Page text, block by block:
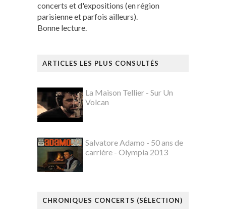
concerts et d'expositions (en région
parisienne et parfois ailleurs).
Bonne lecture.
ARTICLES LES PLUS CONSULTÉS
La Maison Tellier - Sur Un
Volcan
Salvatore Adamo - 50 ans de
carrière - Olympia 2013
CHRONIQUES CONCERTS (SÉLECTION)